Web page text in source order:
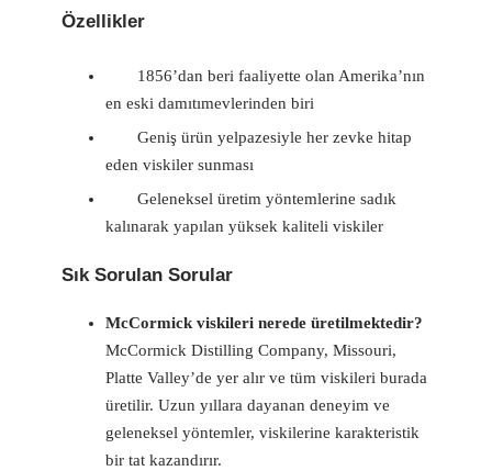
Özellikler
1856’dan beri faaliyette olan Amerika’nın
en eski damıtımevlerinden biri
Geniş ürün yelpazesiyle her zevke hitap
eden viskiler sunması
Geleneksel üretim yöntemlerine sadık
kalınarak yapılan yüksek kaliteli viskiler
Sık Sorulan Sorular
McCormick viskileri nerede üretilmektedir?
McCormick Distilling Company, Missouri,
Platte Valley’de yer alır ve tüm viskileri burada
üretilir. Uzun yıllara dayanan deneyim ve
geleneksel yöntemler, viskilerine karakteristik
bir tat kazandırır.